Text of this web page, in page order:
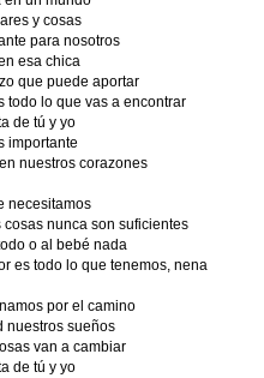
y cosas
para nosotros
esa chica
que puede aportar
todo lo que vas a encontrar
de tú y yo
importante
nuestros corazones
necesitamos
nunca son suficientes
o al bebé nada
es todo lo que tenemos, nena
por el camino
nuestros sueños
van a cambiar
de tú y yo